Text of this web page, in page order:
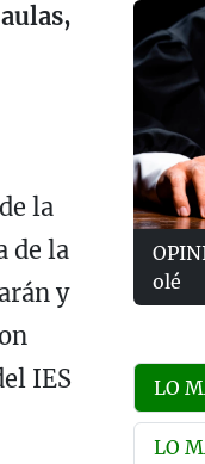
la
de la
y
IES
olé
LO
LO